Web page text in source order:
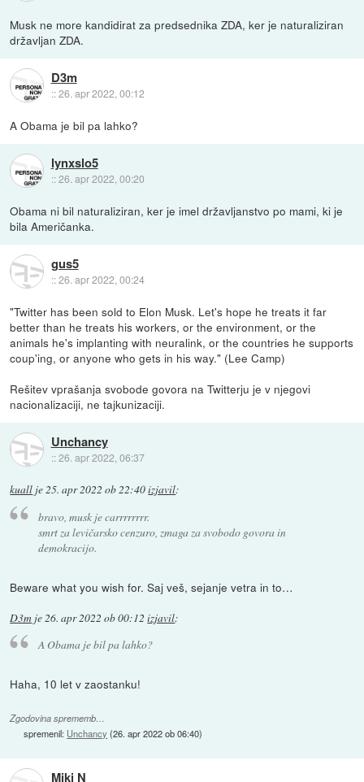
Musk ne more kandidirat za predsednika ZDA, ker je naturaliziran
državljan ZDA.
D3m
::26. apr 2022, 00:12
A Obama je bil pa lahko?
lynxslo5
::26. apr 2022, 00:20
Obama ni bil naturaliziran, ker je imel državljanstvo po mami, ki je
bila Američanka.
gus5
::26. apr 2022, 00:24
"Twitter has been sold to Elon Musk. Let's hope he treats it far
better than he treats his workers, or the environment, or the
animals he's implanting with neuralink, or the countries he supports
coup'ing, or anyone who gets in his way." (Lee Camp)
Rešitev vprašanja svobode govora na Twitterju je v njegovi
nacionalizaciji, ne tajkunizaciji.
Unchancy
::26. apr 2022, 06:37
kuall je25. apr 2022 ob 22:40izjavil:
bravo, musk je carrrrrrrr.
smrt za levičarsko cenzuro, zmaga za svobodo govora in
demokracijo.
Beware what you wish for. Saj veš, sejanje vetra in to…
D3m je26. apr 2022 ob 00:12 izjavil:
A Obama je bil pa lahko?
Haha, 10 let v zaostanku!
Zgodovina sprememb…
spremenil: Unchancy (26. apr 2022 ob 06:40)
Miki N